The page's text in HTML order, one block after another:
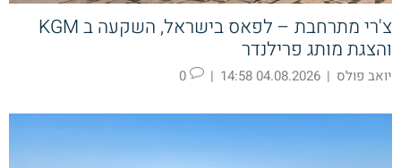
צ'רי מתרחבת – לפאס בישראל, השקעה ב KGM
והצגת מותג פרילנדר
יואב פולס |
04.08.2026 14:58
|